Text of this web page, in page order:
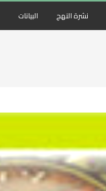
نشرة النهج البيانات